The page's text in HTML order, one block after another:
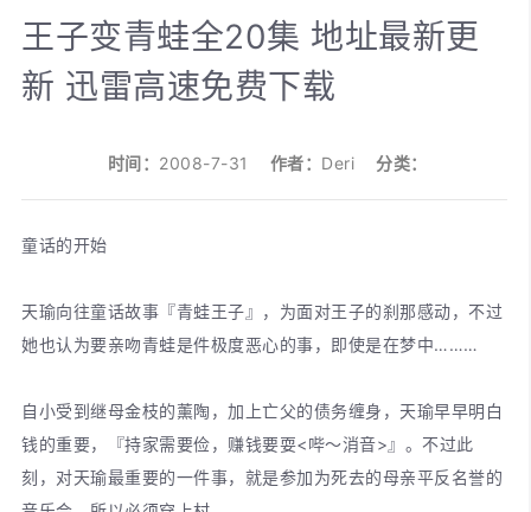
王子变青蛙全20集 地址最新更
新 迅雷高速免费下载
时间： 2008-7-31 作者： Deri 分类：
童话的开始
天瑜向往童话故事『青蛙王子』，为面对王子的刹那感动，不过
她也认为要亲吻青蛙是件极度恶心的事，即使是在梦中………
自小受到继母金枝的薰陶，加上亡父的债务缠身，天瑜早早明白
钱的重要，『持家需要俭，赚钱要耍<哔～消音>』。不过此
刻，对天瑜最重要的一件事，就是参加为死去的母亲平反名誉的